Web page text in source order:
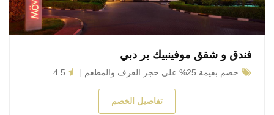
فندق و شقق موفينبيك بر دبي
خصم بقيمة 25% على حجز الغرف والمطعم 4.5
تفاصيل الخصم